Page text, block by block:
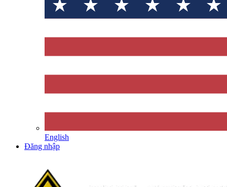
English
Đăng nhập